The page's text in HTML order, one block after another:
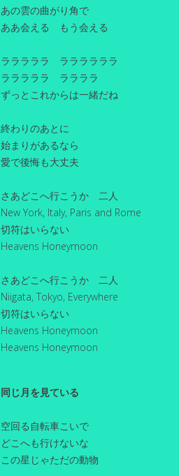
あの雲の曲がり角で
ああ会える もう会える
ラララララ ララララララ
ラララララ ララララ
ずっとこれからは一緒だね
終わりのあとに
始まりがあるなら
愛で後悔も大丈夫
さあどこへ行こうか 二人
New York, Italy, Paris and Rome
切符はいらない
Heavens Honeymoon
さあどこへ行こうか 二人
Niigata, Tokyo, Everywhere
切符はいらない
Heavens Honeymoon
Heavens Honeymoon
同じ月を見ている
空回る自転車こいで
どこへも行けないな
この星じゃただの動物